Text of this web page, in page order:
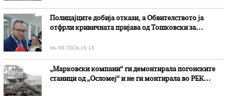
Полицајците добија откази, а Обвителството ја
отфрли кривичната пријава од Тошковски за
06/08/2026 15:13
„Марковски компани“ ги демонтирала погонските
станици од „Осломеј“ и не ги монтирала во РЕК